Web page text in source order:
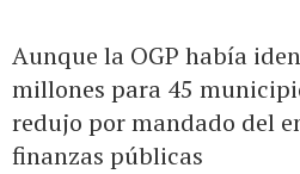
Aunque la OGP había
millones para 45
redujo por mandado del
finanzas públicas